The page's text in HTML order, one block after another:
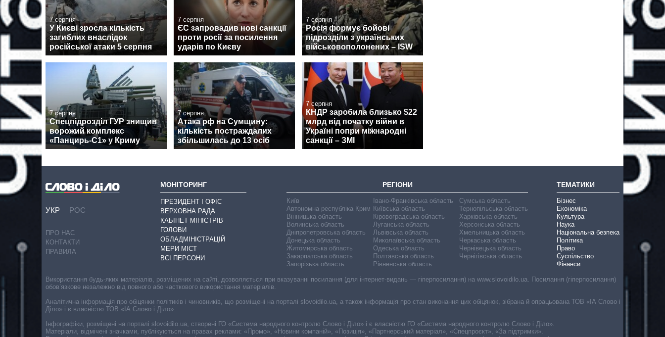
7 серпня
У Києві зросла кількість
загиблих внаслідок
російської атаки 5 серпня
7 серпня
ЄС запровадив нові санкції
проти росії за посилення
ударів по Києву
7 серпня
Росія формує бойові
підрозділи з українських
військовополонених – ISW
7 серпня
Спецпідрозділ ГУР знищив
ворожий комплекс
«Панцирь-С1» у Криму
7 серпня
Атака рф на Сумщину:
кількість постраждалих
збільшилась до 13 осіб
7 серпня
КНДР заробила близько $22
млрд від початку війни в
Україні попри міжнародні
санкції – ЗМІ
УКР РОС
ПРО НАС
КОНТАКТИ
ПРАВИЛА
МОНІТОРИНГ
ПРЕЗИДЕНТ І ОФІС
ВЕРХОВНА РАДА
КАБІНЕТ МІНІСТРІВ
ГОЛОВИ
ОБЛАДМІНІСТРАЦІЙ
МЕРИ МІСТ
ВСІ ПЕРСОНИ
РЕГІОНИ
Київ
Автономна республіка Крим
Вінницька область
Волинська область
Дніпропетровська область
Донецька область
Житомирська область
Закарпатська область
Запорізька область
Івано-Франківська область
Київська область
Кіровоградська область
Луганська область
Львівська область
Миколаївська область
Одеська область
Полтавська область
Рівненська область
Сумська область
Тернопільська область
Харківська область
Херсонська область
Хмельницька область
Черкаська область
Чернівецька область
Чернігівська область
ТЕМАТИКИ
Бізнес
Економіка
Культура
Наука
Національна безпека
Політика
Право
Суспільство
Фінанси
Використання будь-яких матеріалів, розміщених на сайті, дозволяється при вказуванні посилання (для інтернет-видань — гіперпосилання) на www.slovoidilo.ua. Посилання (гіперпосилання)
обов’язкове незалежно від повного або часткового використання матеріалів.
Аналітична інформація про обіцянки політиків і чиновників, що розміщені на порталі slovoidilo.ua, а також інформація про стан виконання цих обіцянок, зібрана й опрацьована ТОВ «ІА Слово і
Діло» і є власністю ТОВ «ІА Слово і Діло».
Інфографіки, розміщені на порталі slovoidilo.ua, створені ГО «Система народного контролю Слово і Діло» і є власністю ГО «Система народного контролю Слово і Діло».
Матеріали, відмічені значками, публікуються на правах реклами: «Промо», «Новини компаній», «Позиція», «Партнерський матеріал», «Спецпроєкт», «За підтримки».